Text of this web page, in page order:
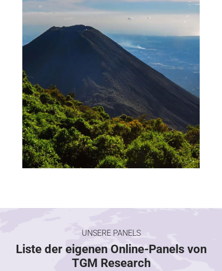
UNSERE PANELS
Liste der eigenen Online-Panels von
TGM Research